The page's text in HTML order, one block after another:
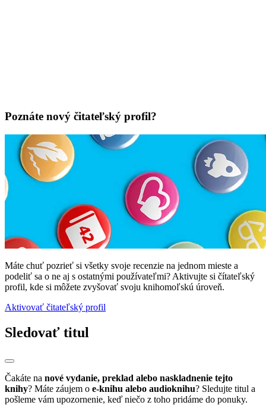
Poznáte nový čitateľský profil?
Máte chuť pozrieť si všetky svoje recenzie na jednom mieste a
podeliť sa o ne aj s ostatnými používateľmi? Aktivujte si čítateľský
profil, kde si môžete zvyšovať svoju knihomoľskú úroveň.
Aktivovať čitateľský profil
Sledovať titul
Čakáte na nové vydanie, preklad alebo naskladnenie tejto
knihy? Máte záujem o e-knihu alebo audioknihu? Sledujte titul a
pošleme vám upozornenie, keď niečo z toho pridáme do ponuky.